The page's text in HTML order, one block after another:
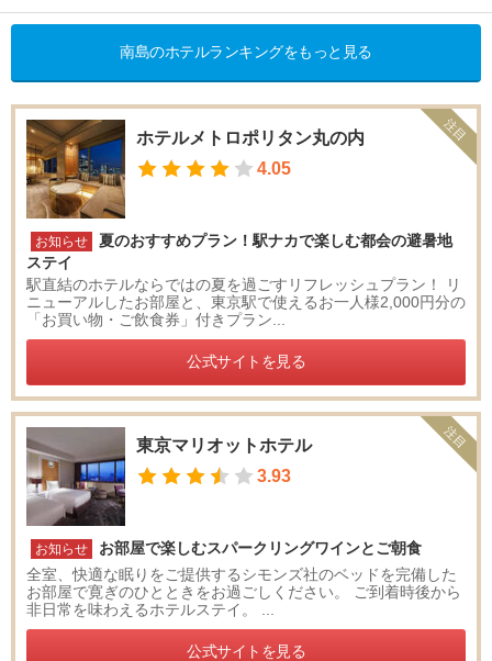
ワ
品
川
・
糸
南島のホテルランキングをもっと見る
ホテルメトロポリタン丸の内
4.05
お知らせ
夏のおすすめプラン！駅ナカで楽しむ都会の避暑地
ステイ
駅直結のホテルならではの夏を過ごすリフレッシュプラン！ リ
ニューアルしたお部屋と、東京駅で使えるお一人様2,000円分の
「お買い物・ご飲食券」付きプラン...
公式サイトを見る
注目
東京マリオットホテル
3.93
お知らせ
お部屋で楽しむスパークリングワインとご朝食
全室、快適な眠りをご提供するシモンズ社のベッドを完備した
お部屋で寛ぎのひとときをお過ごしください。 ご到着時後から
非日常を味わえるホテルステイ。 ...
公式サイトを見る
注目